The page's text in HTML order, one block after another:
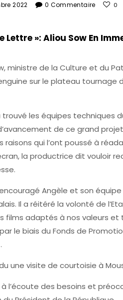
2022 0 Commentaire 0
Lettre »: Aliou Sow En
ministre de la Culture et du
sur le plateau tournage
trouvé les équipes techniques
de ce grand
raisons qui l’ont poussé à
la productrice dit vouloir
Angèle et son
Il a réitéré la volonté de
films adaptés à nos valeurs et
le biais du Fonds de
une visite de courtoisie à
l’écoute des besoins et